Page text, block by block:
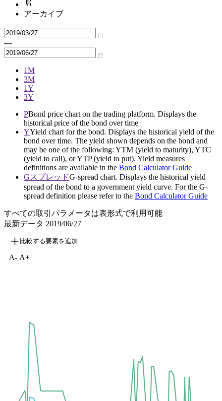
アーカイブ
—
1M
3M
1Y
3Y
PBond price chart on the trading platform. Displays the
historical price of the bond over time
YYield chart for the bond. Displays the historical yield of the
bond over time. The yield shown depends on the bond and
may be one of the following: YTM (yield to maturity), YTC
(yield to call), or YTP (yield to put). Yield measures
definitions are available in the Bond Calculator Guide
GスプレッドG-spread chart. Displays the historical yield
spread of the bond to a government yield curve. For the G-
spread definition please refer to the Bond Calculator Guide
すべての取引パラメータは表形式で利用可能
最新データ 2019/06/27
比較する要素を追加